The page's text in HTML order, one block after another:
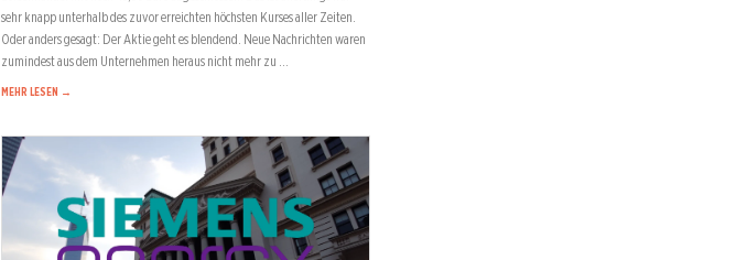
sehr knapp unterhalb des zuvor erreichten höchsten Kurses aller Zeiten.
Oder anders gesagt: Der Aktie geht es blendend. Neue Nachrichten waren
zumindest aus dem Unternehmen heraus nicht mehr zu …
MEHR LESEN →